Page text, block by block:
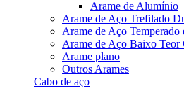
Arame de Alumínio
Arame de Aço Trefilado
Arame de Aço Temperado
Arame de Aço Baixo Teor
Arame plano
Outros Arames
Cabo de aço